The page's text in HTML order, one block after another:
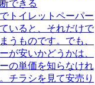
できる
トイレットペーパー
いると、それだけで
うものです。でも、
が安いかどうかは、
の単価を知らなけれ
チラシを見て安売り